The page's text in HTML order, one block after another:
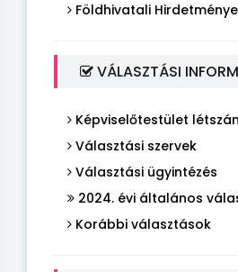
Földhivatali
VÁLASZTÁSI
Képviselőtestület
Választási szervek
Választási ügyintézés
2024. évi általános
Korábbi választások